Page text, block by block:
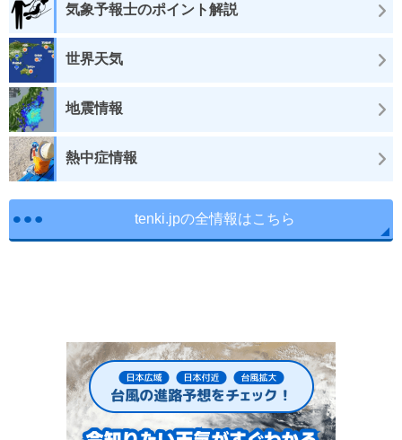
気象予報士のポイント解説
世界天気
地震情報
熱中症情報
tenki.jpの全情報はこちら